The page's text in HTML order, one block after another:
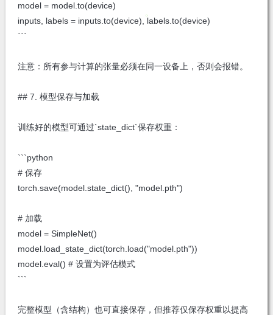
model = model.to(device)
inputs, labels = inputs.to(device), labels.to(device)
```
注意：所有参与计算的张量必须在同一设备上，否则会报错。
## 7. 模型保存与加载
训练好的模型可通过`state_dict`保存权重：
```python
# 保存
torch.save(model.state_dict(), "model.pth")
# 加载
model = SimpleNet()
model.load_state_dict(torch.load("model.pth"))
model.eval() # 设置为评估模式
```
完整模型（含结构）也可直接保存，但推荐仅保存权重以提高